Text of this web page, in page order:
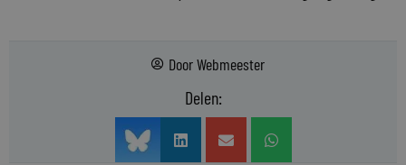
DoorWebmeester
Delen: